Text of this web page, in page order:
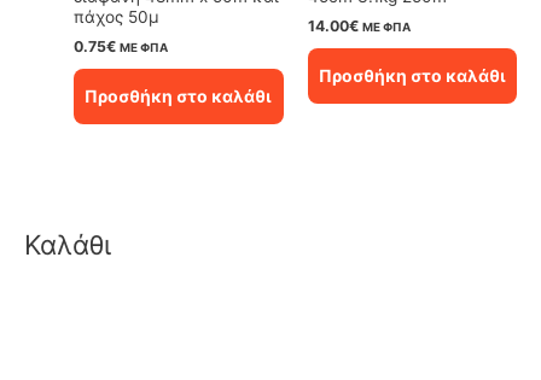
πάχος 50μ
0.75€ ΜΕ ΦΠΑ
Προσθήκη στο καλάθι
14.00€ ΜΕ ΦΠΑ
Προσθήκη στο καλάθι
Καλάθι